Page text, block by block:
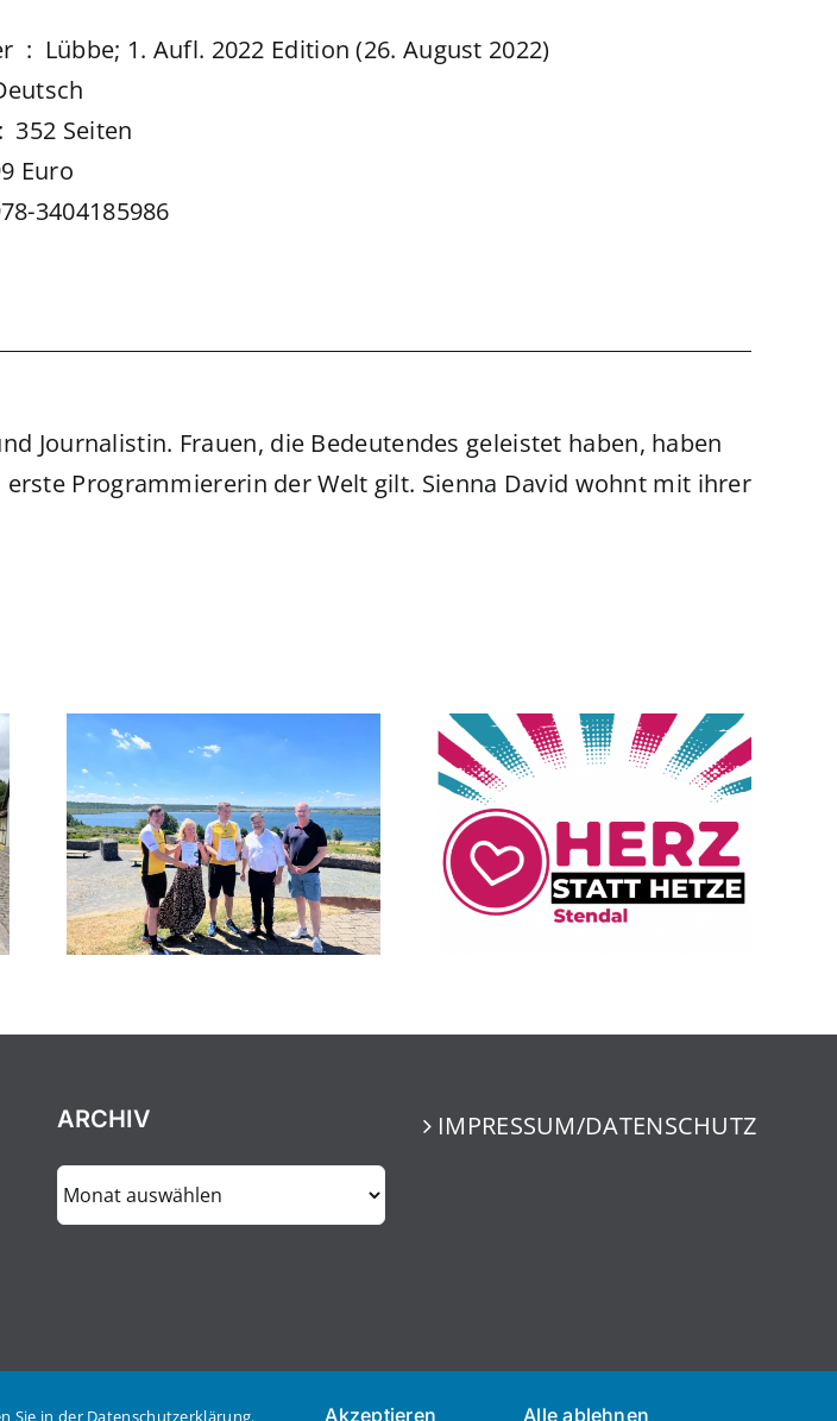
Herausgeber ‏ : ‎ Lübbe; 1. Aufl. 2022 Edition (26. August 2022)
Broschiert ‏ : ‎ 352 Seiten
Euro
3404185986
Journalistin. Frauen, die Bedeutendes geleistet haben, haben
Programmiererin der Welt gilt. Sienna David wohnt mit ihrer
ARCHIV
ARCHIV
IMPRESSUM/DATENSCHUTZ
Sie in der Datenschutzerklärung. Akzeptieren Alle ablehnen